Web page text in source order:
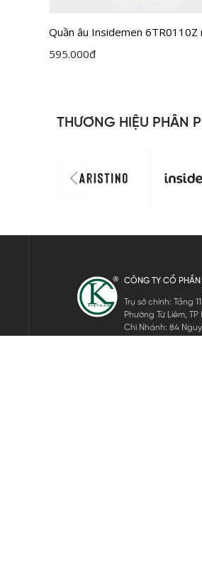
Quần âu Insidemen 6TR0110Z
cỡ 29
595.000đ
THƯƠNG HIỆU PHÂN
CÔNG TY CỔ PHẦN
Trụ sở chính: Tầng
Phường Từ Liêm, TP
Chi Nhánh: 84